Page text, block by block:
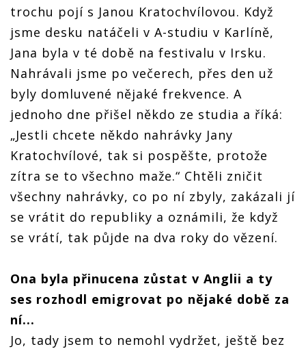
trochu pojí s Janou Kratochvílovou. Když
jsme desku natáčeli v A-studiu v Karlíně,
Jana byla v té době na festivalu v Irsku.
Nahrávali jsme po večerech, přes den už
byly domluvené nějaké frekvence. A
jednoho dne přišel někdo ze studia a říká:
„Jestli chcete někdo nahrávky Jany
Kratochvílové, tak si pospěšte, protože
zítra se to všechno maže.“ Chtěli zničit
všechny nahrávky, co po ní zbyly, zakázali jí
se vrátit do republiky a oznámili, že když
se vrátí, tak půjde na dva roky do vězení.
Ona byla přinucena zůstat v Anglii a ty
ses rozhodl emigrovat po nějaké době za
ní...
Jo, tady jsem to nemohl vydržet, ještě bez